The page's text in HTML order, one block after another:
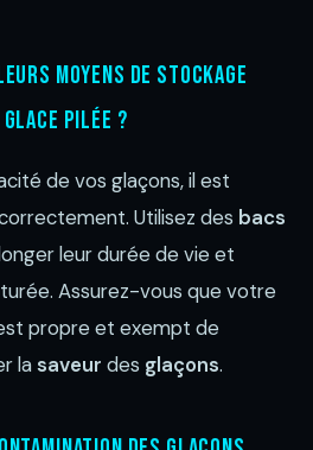
moyens de stockage
pilée ?
de vos glaçons, il est
Utilisez des bacs
leur durée de vie et
Assurez-vous que votre
propre et exempt de
lasaveur des glaçons.